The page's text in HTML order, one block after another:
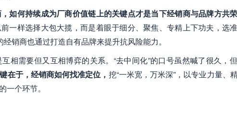
如何持续成为厂商价值链上的关键点才是当下经销商与品牌方共
一样选择大包大揽，而是着眼于细分、聚焦、专精上下功夫，选
销商也通过打造自有品牌来提升抗风险能力。
相需要但又互相博弈的关系。“去中间化”的口号虽然喊了很久，
在于，经销商如何找准定位， 挖“一米宽，万米深”，以专业力量、
个环节。